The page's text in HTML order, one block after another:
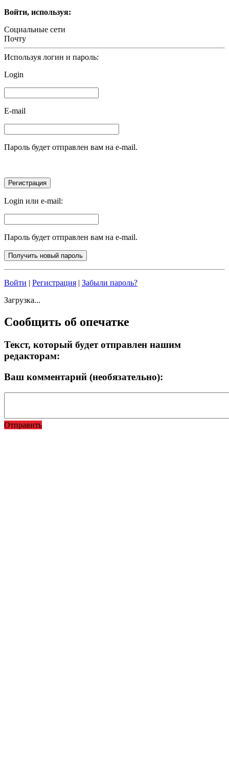
Войти, используя:
Социальные сети
Почту
Используя логин и пароль:
Login
E-mail
Пароль будет отправлен вам на e-mail.
Login или e-mail:
Пароль будет отправлен вам на e-mail.
Войти | Регистрация | Забыли пароль?
Загрузка...
Сообщить об опечатке
Текст, который будет отправлен нашим
редакторам:
Ваш комментарий (необязательно):
Отправить